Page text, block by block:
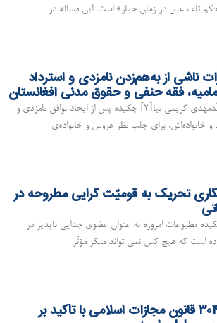
تلف عین در زمان خیار» است. اين مساله در
ناشی از به‌هم‌زدن نامزدی و استرداد
فقه حنفی و حقوق مدنی افغانستان
محمّدزکی علیزاده[۱] محمّدمهدی کریمی نیا[۲] چکیده پس از ایجاد توافق نامزدی و
و خانواده‌اش، برای جلب نظر عروس و خانواده‌ی
تحریک به قومیّت گرایی مطروحه در
زریاب موسوی[۱] چکیده مطبوعات امروزه به عنوان عضوی جدایی ناپذیر در
است که هیچ کس نمی تواند منکر مؤثّر
بررسی فقهی ماده ۳۰۴ قانون مجازات اسلامی با تأکید بر